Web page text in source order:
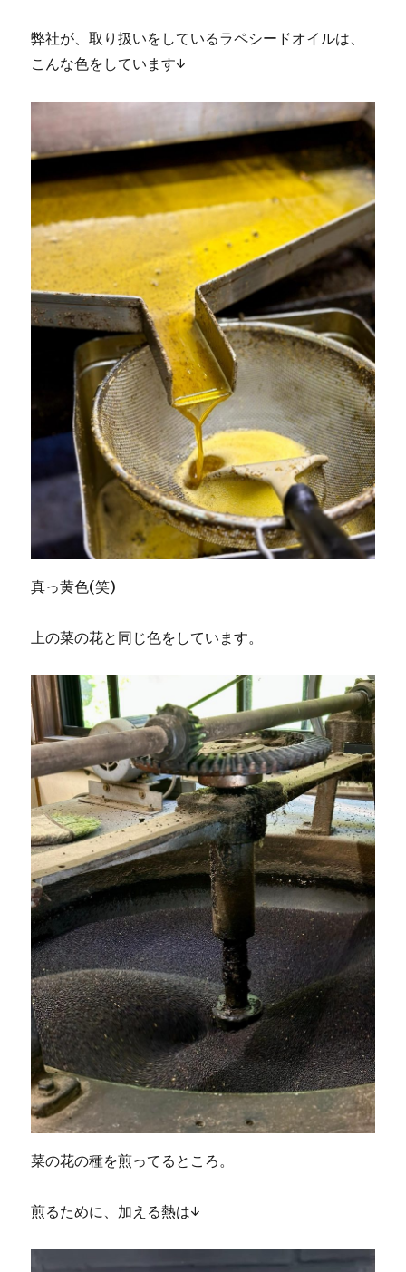
弊社が、取り扱いをしているラペシードオイルは、
こんな色をしています↓
真っ黄色(笑)
上の菜の花と同じ色をしています。
菜の花の種を煎ってるところ。
煎るために、加える熱は↓